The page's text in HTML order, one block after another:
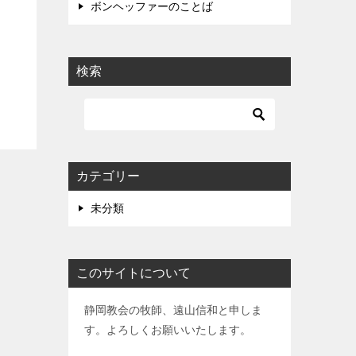
ボンヘッファーのことば
検索
カテゴリー
未分類
このサイトについて
静岡教会の牧師、遠山信和と申しま
す。よろしくお願いいたします。